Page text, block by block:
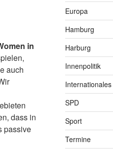
in
auch
dass in
passive
Europa
Hamburg
Harburg
Innenpolitik
Internationales
SPD
Sport
Termine